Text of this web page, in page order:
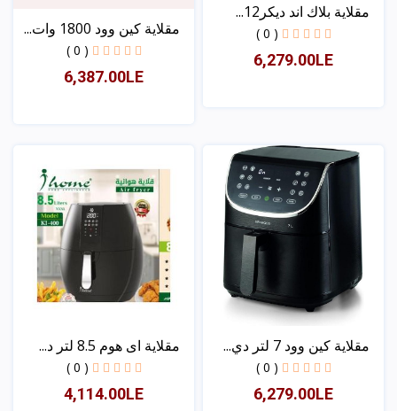
مقلاية بلاك اند ديكر12...
( 0 )
6,279.00LE
مقلاية كين وود 1800 وات...
( 0 )
6,387.00LE
مقلاية كين وود 7 لتر دي...
( 0 )
6,279.00LE
مقلاية اى هوم 8.5 لتر د...
( 0 )
4,114.00LE